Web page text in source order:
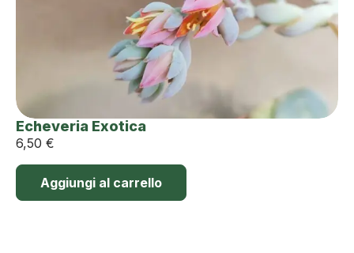
Echeveria Exotica
6,50 €
Aggiungi al carrello